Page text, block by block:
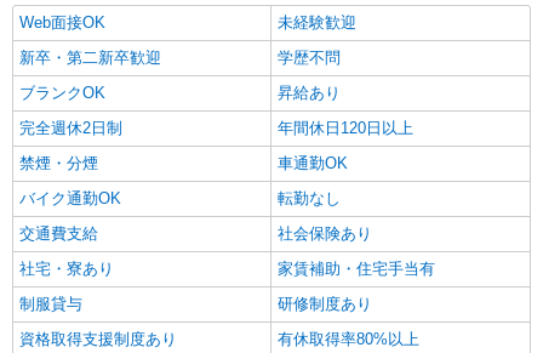
円×20日＝22万7,200円 別途 交通費全額支給
大阪府和泉市
派遣社員
株式会社PLUS１コミュニケーションズ
半導体製品パーツの仕上げスタッフ
大阪府和泉市観音寺町
キープ 詳細を見る
Web面接OK
未経験歓迎
新卒・第二新卒歓迎
学歴不問
ブランクOK
昇給あり
完全週休2日制
年間休日120日以上
禁煙・分煙
車通勤OK
バイク通勤OK
転勤なし
交通費支給
社会保険あり
社宅・寮あり
家賃補助・住宅手当有
制服貸与
研修制度あり
資格取得支援制度あり
有休取得率80%以上